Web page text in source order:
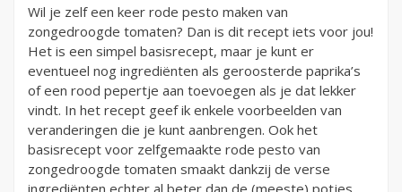
Wil je zelf een keer rode pesto maken van
zongedroogde tomaten? Dan is dit recept iets voor jou!
Het is een simpel basisrecept, maar je kunt er
eventueel nog ingrediënten als geroosterde paprika’s
of een rood pepertje aan toevoegen als je dat lekker
vindt. In het recept geef ik enkele voorbeelden van
veranderingen die je kunt aanbrengen. Ook het
basisrecept voor zelfgemaakte rode pesto van
zongedroogde tomaten smaakt dankzij de verse